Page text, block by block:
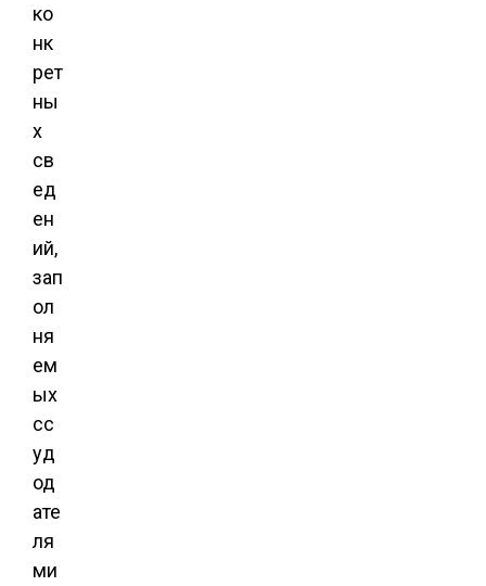
ко
нк
рет
ны
х
св
ед
ен
ий,
зап
ол
ня
ем
ых
сс
уд
од
ате
ля
ми